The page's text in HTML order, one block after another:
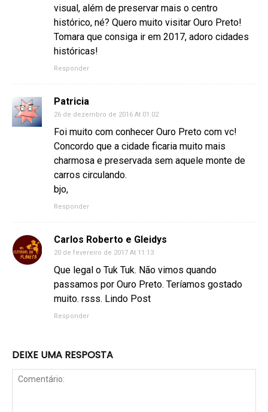
visual, além de preservar mais o centro
histórico, né? Quero muito visitar Ouro Preto!
Tomara que consiga ir em 2017, adoro cidades
históricas!
Responder
Patricia
26 de dezembro de 2016 At 01:02
Foi muito com conhecer Ouro Preto com vc!
Concordo que a cidade ficaria muito mais
charmosa e preservada sem aquele monte de
carros circulando.
bjo,
Responder
Carlos Roberto e Gleidys
20 de fevereiro de 2017 At 11:13
Que legal o Tuk Tuk. Não vimos quando
passamos por Ouro Preto. Teríamos gostado
muito. rsss. Lindo Post
Responder
DEIXE UMA RESPOSTA